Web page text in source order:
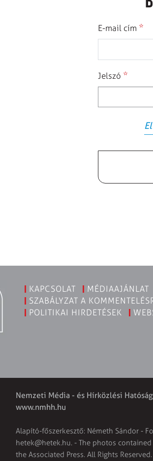
E-mail cím *
Jelszó *
KAPCSOLAT MÉDIAAJÁNLAT
SZABÁLYZAT A
POLITIKAI HIRDETÉSEK
Nemzeti Média - és Hírközlési
www.nmhh.hu
Alapító-főszerkesztő: Németh Sándor -
hetek@hetek.hu. - The photos
the Associated Press. All Rights